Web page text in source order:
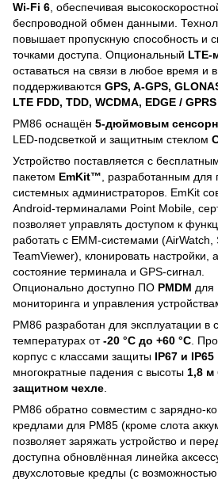
Wi-Fi 6 , обеспечивая
беспроводной обмен данными.
повышает пропускную способность и
точками доступа. Опциональный LTE-
оставаться на связи в любое время и
поддерживаются GPS, A-GPS,
LTE FDD, TDD, WCDMA, EDGE /
PM86 оснащён 5-дюймовым
LED-подсветкой и защитным стеклом
Устройство поставляется с
пакетом EmKit™ , разработанным для
системных администраторов. EmKit
Android-терминалами Point Mobile,
позволяет управлять доступом к
работать с EMM-системами (AirWatch,
TeamViewer), клонировать настройки,
состояние терминала и GPS-сигнал.
Опционально доступно ПО PMDM для
мониторинга и управления
PM86 разработан для эксплуатации в
температурах от-20 °C до +60 °C .
корпус с классами защиты IP67 и IP65
многократные падения с высоты 1,8 м
защитном чехле
PM86 обратно совместим с зарядно-
кредлами для PM85 (кроме слота
позволяет заряжать устройство и
доступна обновлённая линейка
двухслотовые кредлы (с